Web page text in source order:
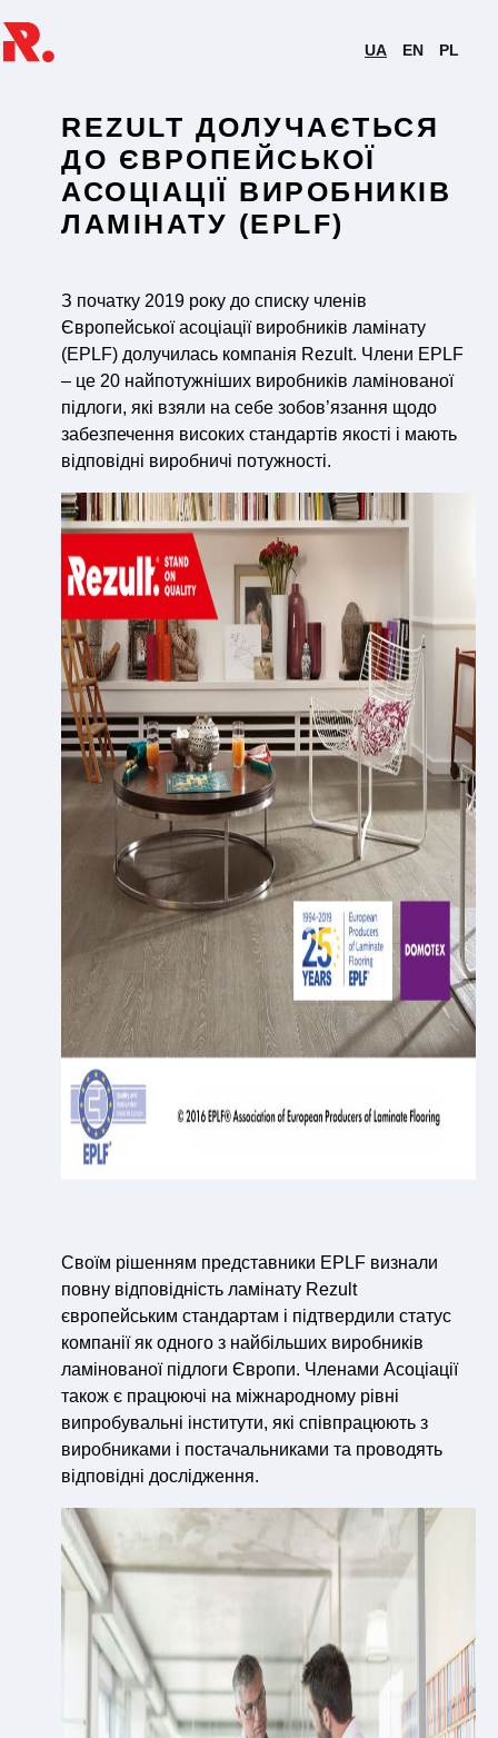
UA EN PL
REZULT ДОЛУЧАЄТЬСЯ
ДО ЄВРОПЕЙСЬКОЇ
АСОЦІАЦІЇ ВИРОБНИКІВ
ЛАМІНАТУ (EPLF)
З початку 2019 року до списку членів
Європейської асоціації виробників ламінату
(EPLF) долучилась компанія Rezult. Члени EPLF
– це 20 найпотужніших виробників ламінованої
підлоги, які взяли на себе зобов’язання щодо
забезпечення високих стандартів якості і мають
відповідні виробничі потужності.
Своїм рішенням представники EPLF визнали
повну відповідність ламінату Rezult
європейським стандартам і підтвердили статус
компанії як одного з найбільших виробників
ламінованої підлоги Європи. Членами Асоціації
також є працюючі на міжнародному рівні
випробувальні інститути, які співпрацюють з
виробниками і постачальниками та проводять
відповідні дослідження.